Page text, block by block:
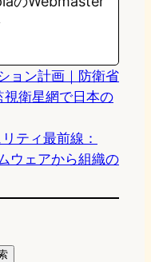
o
k
a
ョン計画｜防衛省
衛星網で日本の
ティ最前線：
ウェアから組織の